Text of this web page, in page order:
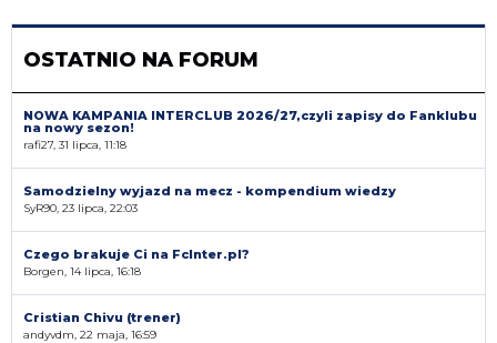
OSTATNIO NA FORUM
NOWA KAMPANIA INTERCLUB 2026/27,czyli zapisy do Fanklubu
na nowy sezon!
rafi27, 31 lipca, 11:18
Samodzielny wyjazd na mecz - kompendium wiedzy
SyR90, 23 lipca, 22:03
Czego brakuje Ci na FcInter.pl?
Borgen, 14 lipca, 16:18
Cristian Chivu (trener)
andyvdm, 22 maja, 16:59